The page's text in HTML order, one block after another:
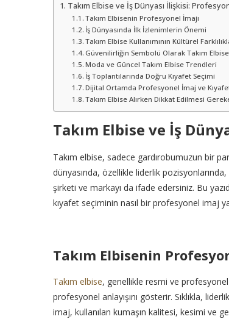
Takım Elbise ve İş Dünyası İlişkisi:
Takım Elbisenin Profesyonel İmajı
İş Dünyasında İlk İzlenimlerin Önemi
Takım Elbise Kullanımının Kültürel
Güvenilirliğin Sembolü Olarak Takım Elbise
Moda ve Güncel Takım Elbise Trendleri
İş Toplantılarında Doğru Kıyafet Seçimi
Dijital Ortamda Profesyonel İmaj ve
Takım Elbise Alırken Dikkat Edilmesi
Takım Elbise ve İş
Takım elbise, sadece gardırobumuzun bir
dünyasında, özellikle liderlik
şirketi ve markayı da ifade edersiniz. Bu
kıyafet seçiminin nasıl bir profesyonel imaj
Takım Elbisenin
Takım elbise, genellikle resmi ve
profesyonel anlayışını gösterir. Sıklıkla,
imaj, kullanılan kumaşın kalitesi, kesimi ve